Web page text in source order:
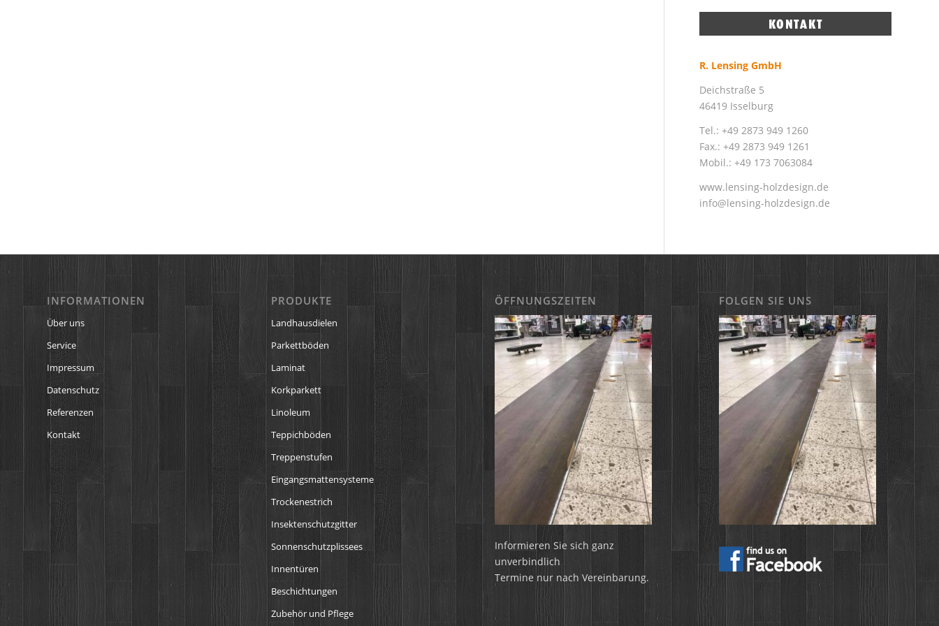
R. Lensing GmbH
Deichstraße 5
46419 Isselburg
Tel.: +49 2873 949 1260
Fax.: +49 2873 949 1261
Mobil.: +49 173 7063084
www.lensing-holzdesign.de
info@lensing-holzdesign.de
INFORMATIONEN
Über uns
Service
Impressum
Datenschutz
Referenzen
Kontakt
PRODUKTE
Landhausdielen
Parkettböden
Laminat
Korkparkett
Linoleum
Teppichböden
Treppenstufen
Eingangsmattensysteme
Trockenestrich
Insektenschutzgitter
Sonnenschutzplissees
Innentüren
Beschichtungen
Zubehör und Pflege
ÖFFNUNGSZEITEN
Informieren Sie sich ganz
unverbindlich
Termine nur nach Vereinbarung.
FOLGEN SIE UNS